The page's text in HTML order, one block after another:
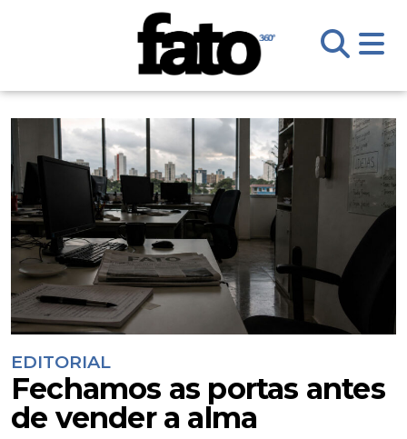
EDITORIAL
Fechamos as portas antes
de vender a alma